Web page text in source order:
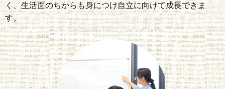
く、生活面のちからも身につけ自立に向けて成長できま
す。